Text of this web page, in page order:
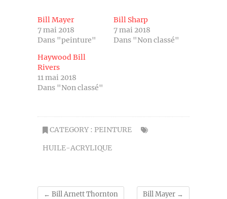
Bill Mayer
7 mai 2018
Dans "peinture"
Bill Sharp
7 mai 2018
Dans "Non classé"
Haywood Bill
Rivers
11 mai 2018
Dans "Non classé"
CATEGORY : PEINTURE
HUILE-ACRYLIQUE
← Bill Arnett Thornton Bill Mayer →